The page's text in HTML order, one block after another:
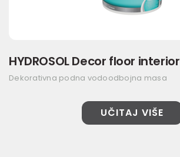
HYDROSOL Decor floor interior
Dekorativna podna vodoodbojna masa
UČITAJ VIŠE